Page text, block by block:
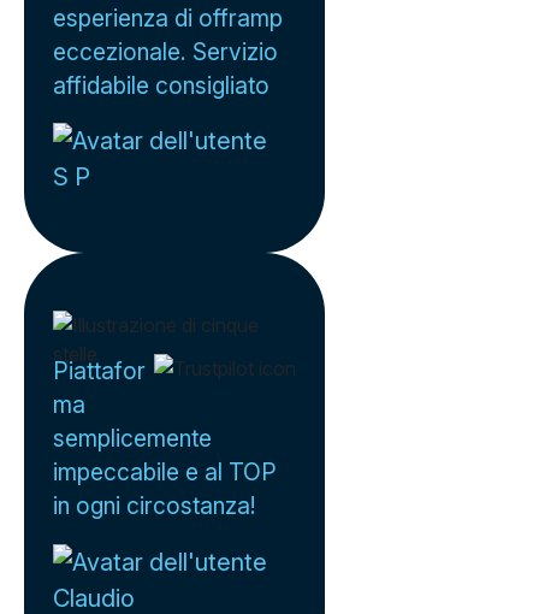
esperienza di offramp
eccezionale. Servizio
affidabile consigliato
S P
Piattafor
ma
semplicemente
impeccabile e al TOP
in ogni circostanza!
Claudio